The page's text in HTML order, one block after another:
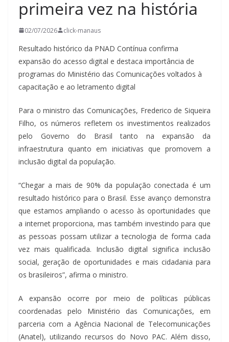
primeira vez na história
02/07/2026 click-manaus
Resultado histórico da PNAD Contínua confirma
expansão do acesso digital e destaca importância de
programas do Ministério das Comunicações voltados à
capacitação e ao letramento digital
Para o ministro das Comunicações, Frederico de Siqueira
Filho, os números refletem os investimentos realizados
pelo Governo do Brasil tanto na expansão da
infraestrutura quanto em iniciativas que promovem a
inclusão digital da população.
“Chegar a mais de 90% da população conectada é um
resultado histórico para o Brasil. Esse avanço demonstra
que estamos ampliando o acesso às oportunidades que
a internet proporciona, mas também investindo para que
as pessoas possam utilizar a tecnologia de forma cada
vez mais qualificada. Inclusão digital significa inclusão
social, geração de oportunidades e mais cidadania para
os brasileiros”, afirma o ministro.
A expansão ocorre por meio de políticas públicas
coordenadas pelo Ministério das Comunicações, em
parceria com a Agência Nacional de Telecomunicações
(Anatel), utilizando recursos do Novo PAC. Além disso,